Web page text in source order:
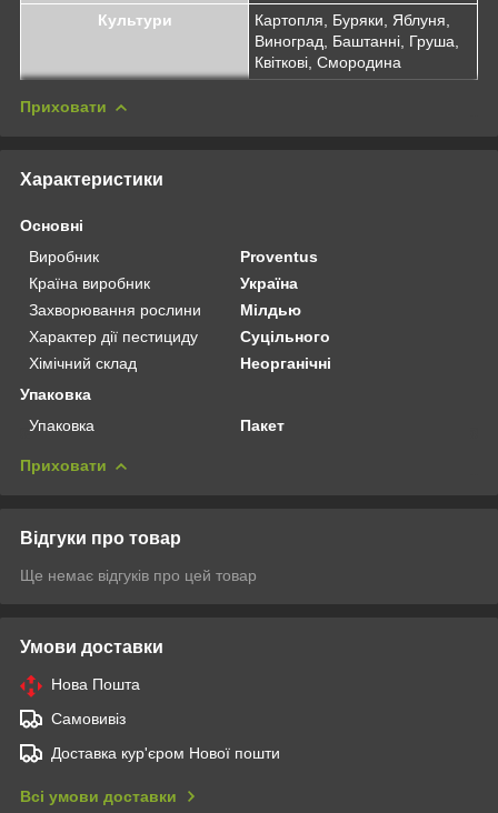
Культури
Картопля, Буряки, Яблуня,
Виноград, Баштанні, Груша,
Квіткові, Смородина
Приховати
Характеристики
Основні
Виробник
Proventus
Країна виробник
Україна
Захворювання рослини
Мілдью
Характер дії пестициду
Суцільного
Хімічний склад
Неорганічні
Упаковка
Упаковка
Пакет
Приховати
Відгуки про товар
Ще немає відгуків про цей товар
Умови доставки
Нова Пошта
Самовивіз
Доставка кур'єром Нової пошти
Всі умови доставки